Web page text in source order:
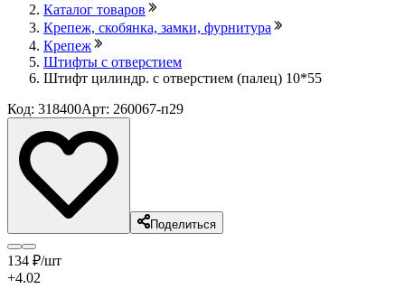
Каталог товаров
Крепеж, скобянка, замки, фурнитура
Крепеж
Штифты с отверстием
Штифт цилиндр. с отверстием (палец) 10*55
Код: 318400Арт: 260067-п29
Поделиться
134 ₽/шт
+4.02